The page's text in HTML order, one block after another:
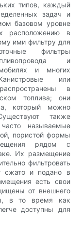
типов, каждый
задач и
базовом уровне
расположению в
ими фильтру для
фильтры
и
и многих
или
в
топлива; они
который можно
также
называемые
пористой формы
рядом с
Их размещение
фильтровать
сжато и подано в
есть свои
от внешнего
в то время как
доступны для